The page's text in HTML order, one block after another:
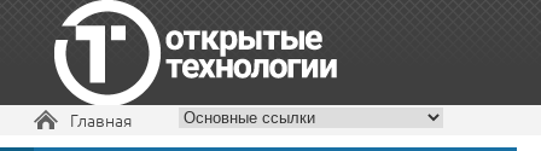
Вы здесь
Главная